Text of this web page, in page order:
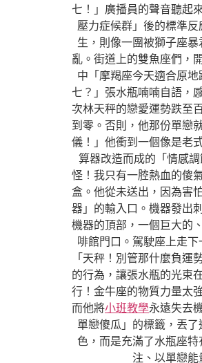
七！」廣播員的聲音聽起
壓力症候群」後的標準
生，則像一團被獅子座
亂。街道上的雙魚座們，
中「摩羯座今天適合原
七？」張水瓶喃喃自語，
次林天秤的戀愛運勢跌至
到零。否則，他那份單戀
儀！」他衝到一個像是老
算器改造而成的「情感
怪！我只有一腔熱血的傻
盒。他從未送出，因為害
器」的輸入口。機器發出
機器的頂部，一個巨大的
啡館門口。駕駛座上走
「天秤！別管那什麼負
的行為，讓張水瓶的光束
行！金牛座的物質力量太
而他將小班教學永遠失去
單戀傻瓜」的標籤，丟
色，而是充滿了水瓶座
注、以單戀